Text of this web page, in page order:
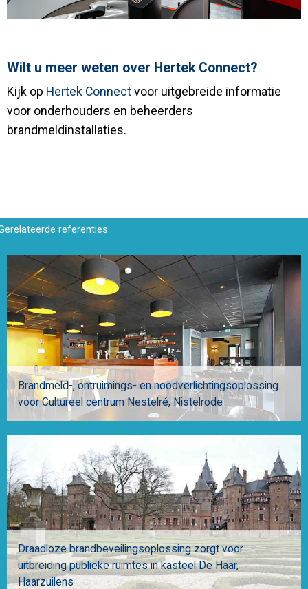
Wilt u meer weten over Hertek Connect?
Kijk op Hertek Connect voor uitgebreide informatie
voor onderhouders en beheerders
brandmeldinstallaties.
referenties
Brandmeld-, ontruimings- en noodverlichtingsoplossing
voor Cultureel centrum Nestelré Nistelrode
Draadloze brandbeveilingsoplossing zorgt voor
uitbreiding publieke ruimtes in kasteel De Haar
Haarzuilens